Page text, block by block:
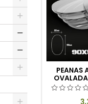
PEANAS